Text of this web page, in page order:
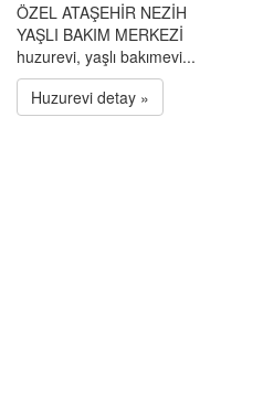
ÖZEL ATAŞEHİR NEZİH
YAŞLI BAKIM MERKEZİ
huzurevi, yaşlı bakımevi...
Huzurevi detay »